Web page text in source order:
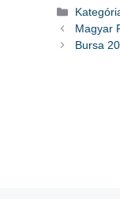
Magyar
Bursa